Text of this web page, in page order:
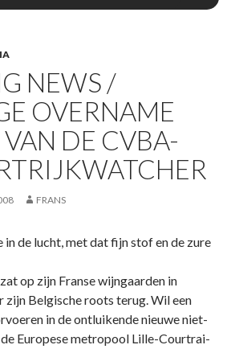
NEWS /
OVERNAME
DE CVBA-
FRANS
in de lucht, met dat fijn stof en de zure
op zijn Franse wijngaarden in
zijn Belgische roots terug. Wil een
in de ontluikende nieuwe niet-
Europese metropool Lille-Courtrai-